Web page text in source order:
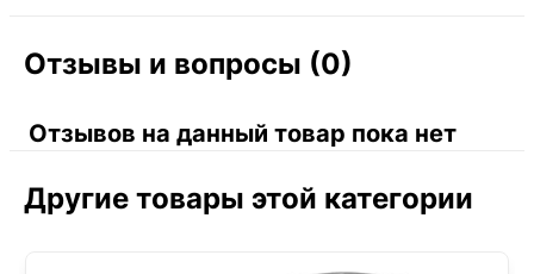
Отзывы и вопросы (0)
Отзывов на данный товар пока нет
Другие товары этой категории